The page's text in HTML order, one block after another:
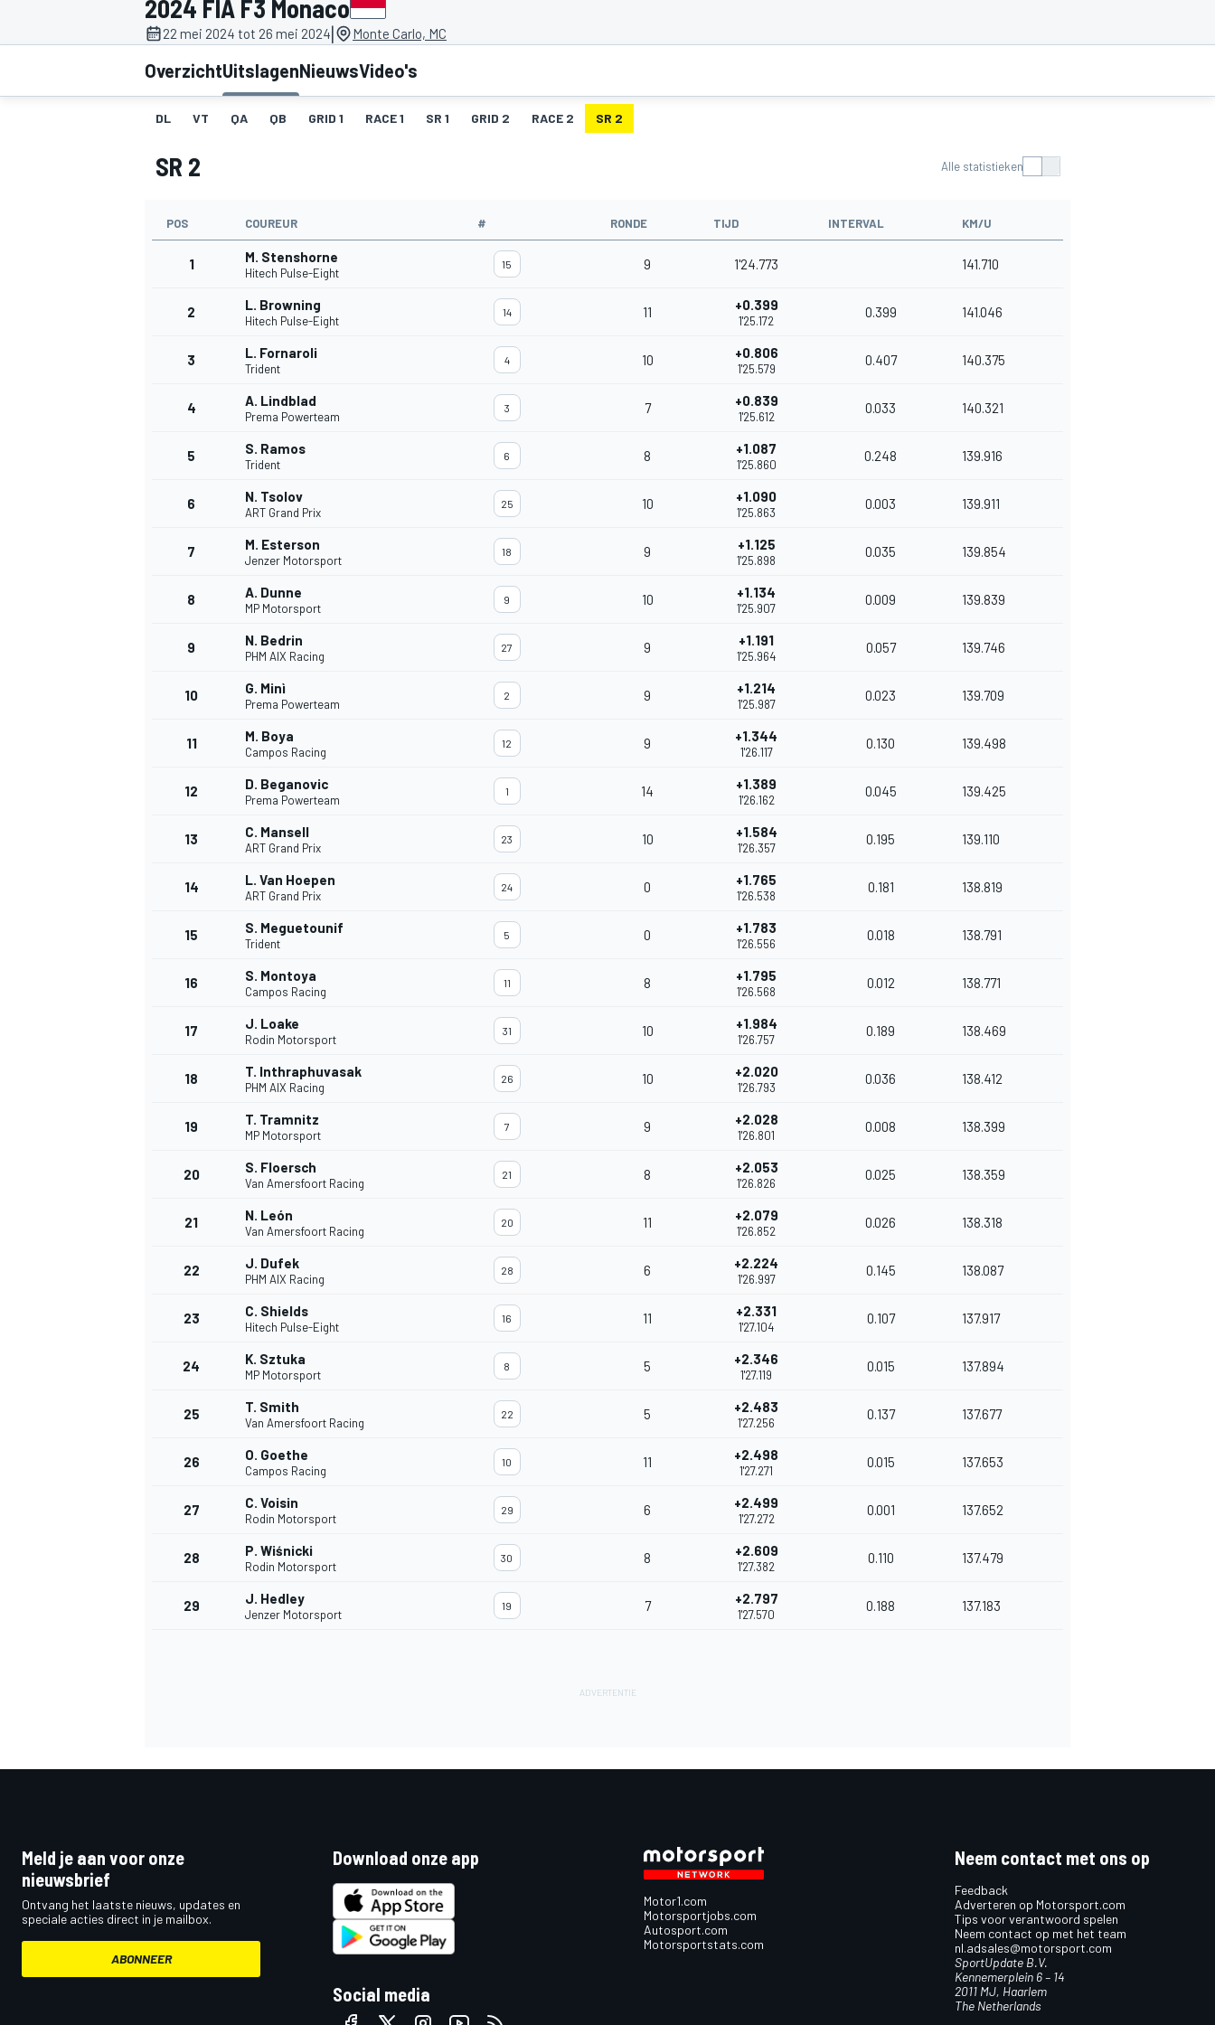
DTM
2024 FIA F3 Monaco
22 mei 2024 tot 26 mei 2024| Monte Carlo, MC
OverzichtUitslagenNieuwsVideo's
DL VT QA QB GRID 1 RACE 1 SR 1 GRID 2 RACE 2 SR 2
SR 2 Alle statistieken
POS COUREUR # RONDE TIJD INTERVAL KM/U
1 M. Stenshorne
Hitech Pulse-Eight
15 9 1'24.773 141.710
2 L. Browning
Hitech Pulse-Eight
14 11 +0.399
1'25.172
0.399 141.046
3 L. Fornaroli
Trident
4 10 +0.806
1'25.579
0.407 140.375
4 A. Lindblad
Prema Powerteam
3 7 +0.839
1'25.612
0.033 140.321
5 S. Ramos
Trident
6 8 +1.087
1'25.860
0.248 139.916
6 N. Tsolov
ART Grand Prix
25 10 +1.090
1'25.863
0.003 139.911
7 M. Esterson
Jenzer Motorsport
18 9 +1.125
1'25.898
0.035 139.854
8 A. Dunne
MP Motorsport
9 10 +1.134
1'25.907
0.009 139.839
9 N. Bedrin
PHM AIX Racing
27 9 +1.191
1'25.964
0.057 139.746
10 G. Minì
Prema Powerteam
2 9 +1.214
1'25.987
0.023 139.709
11 M. Boya
Campos Racing
12 9 +1.344
1'26.117
0.130 139.498
12 D. Beganovic
Prema Powerteam
1 14 +1.389
1'26.162
0.045 139.425
13 C. Mansell
ART Grand Prix
23 10 +1.584
1'26.357
0.195 139.110
14 L. Van Hoepen
ART Grand Prix
24 0 +1.765
1'26.538
0.181 138.819
15 S. Meguetounif
Trident
5 0 +1.783
1'26.556
0.018 138.791
16 S. Montoya
Campos Racing
11 8 +1.795
1'26.568
0.012 138.771
17 J. Loake
Rodin Motorsport
31 10 +1.984
1'26.757
0.189 138.469
18 T. Inthraphuvasak
PHM AIX Racing
26 10 +2.020
1'26.793
0.036 138.412
19 T. Tramnitz
MP Motorsport
7 9 +2.028
1'26.801
0.008 138.399
20 S. Floersch
Van Amersfoort Racing
21 8 +2.053
1'26.826
0.025 138.359
21 N. León
Van Amersfoort Racing
20 11 +2.079
1'26.852
0.026 138.318
22 J. Dufek
PHM AIX Racing
28 6 +2.224
1'26.997
0.145 138.087
23 C. Shields
Hitech Pulse-Eight
16 11 +2.331
1'27.104
0.107 137.917
24 K. Sztuka
MP Motorsport
8 5 +2.346
1'27.119
0.015 137.894
25 T. Smith
Van Amersfoort Racing
22 5 +2.483
1'27.256
0.137 137.677
26 O. Goethe
Campos Racing
10 11 +2.498
1'27.271
0.015 137.653
27 C. Voisin
Rodin Motorsport
29 6 +2.499
1'27.272
0.001 137.652
28 P. Wiśnicki
Rodin Motorsport
30 8 +2.609
1'27.382
0.110 137.479
29 J. Hedley
Jenzer Motorsport
19 7 +2.797
1'27.570
0.188 137.183
Meld je aan voor onze
nieuwsbrief
Ontvang het laatste nieuws, updates en
speciale acties direct in je mailbox.
ABONNEER
Download onze app
Social media
Motor1.com
Motorsportjobs.com
Autosport.com
Motorsportstats.com
Neem contact met ons op
Feedback
Adverteren op Motorsport.com
Tips voor verantwoord spelen
Neem contact op met het team
nl.adsales@motorsport.com
SportUpdate B.V.
Kennemerplein 6 – 14
2011 MJ, Haarlem
The Netherlands